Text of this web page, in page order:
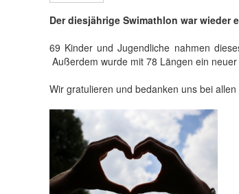
Der diesjährige Swimathlon war wieder
69 Kinder und Jugendliche nahmen
Außerdem wurde mit 78 Längen ein
Wir gratulieren und bedanken uns bei